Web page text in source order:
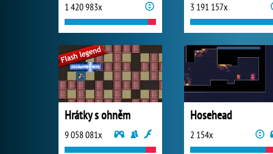
1 420 983x 3 191 157x
Hrátky s ohněm
9 058 081x
Hosehead
2 154x